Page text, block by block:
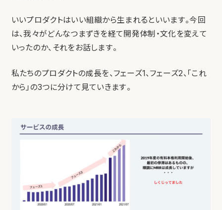
いいプロダクトはいい組織から生まれるといいます。今回
は、我々がどんなつまずきを経て開発体制・文化を変えて
いったのか、それをお話します。
私たちのプロダクトの成長を、フェーズ1、フェーズ2、「これ
から」の3つに分けて見ていきます。